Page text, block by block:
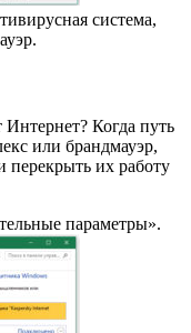
система,
Интернет? Когда путь
или брандмауэр,
их работу
параметры».